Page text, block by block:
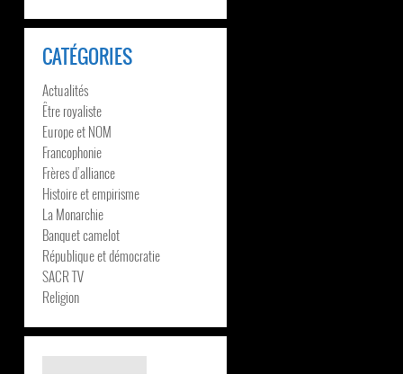
CATÉGORIES
Actualités
Être royaliste
Europe et NOM
Francophonie
Frères d’alliance
Histoire et empirisme
La Monarchie
Banquet camelot
République et démocratie
SACR TV
Religion